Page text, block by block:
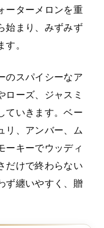
ーターメロンを重
始まり、みずみず
。
のスパイシーなア
ローズ、ジャスミ
ていきます。ベー
リ、アンバー、ム
ーキーでウッディ
だけで終わらない
ず纏いやすく、贈